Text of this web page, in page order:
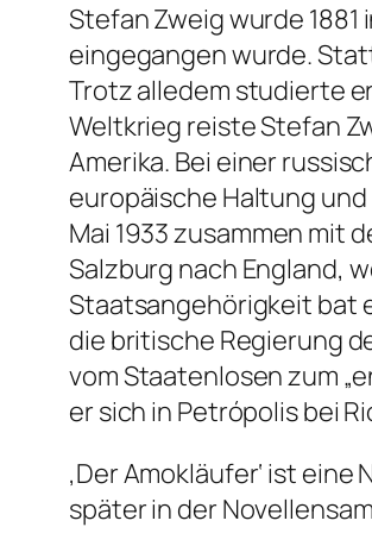
Stefan Zweig wurde
eingegangen wurde.
Trotz alledem studierte
Weltkrieg reiste Stefan
Amerika. Bei einer
europäische Haltung und
Mai 1933 zusammen mit
Salzburg nach England,
Staatsangehörigkeit bat
die britische Regierung
vom Staatenlosen zum
er sich in Petrópolis bei
‚Der Amokläufer‘ ist
später in der